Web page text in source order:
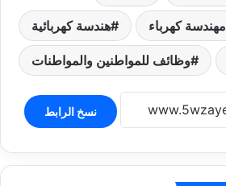
مهندسة كهرباء هندسة كهربائية
وظائف للمواطنين والمواطنات
نسخ الرابط